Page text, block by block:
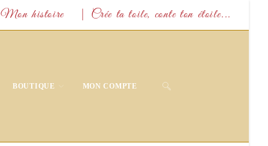
Mon histoire | Crée ta toile, conte ton étoile...
BOUTIQUE MON COMPTE TOGGLE